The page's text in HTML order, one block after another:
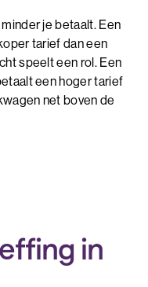
je betaalt. Een
tarief dan een
speelt een rol. Een
een hoger tarief
net boven de
in